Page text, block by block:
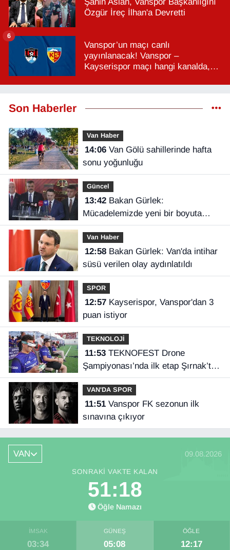
Özgür İreç İlhan'a Devretti
Vanspor’un maçı canlı
yayınlanacak! Vanspor –
Kayserispor maçı hangi kanalda,
6
Son Haberler
Van Haber
14:06Van Gölü sahillerinde hafta
sonu yoğunluğu
Güncel
13:42Bakan Gürlek:
Mücadelemizde yeni bir boyuta
geçeceğiz
Van Haber
12:58Bakan Gürlek: Van'da intihar
süsü verilen olay aydınlatıldı
SPOR
12:57Kayserispor, Vanspor'dan 3
puan istiyor
TEKNOLOJİ
11:53TEKNOFEST Drone
Şampiyonası’nda ilk etap Şırnak’ta
başladı
VAN'DA SPOR
11:51Vanspor FK sezonun ilk
sınavına çıkıyor
VAN 09.08.2026
SONRAKI VAKTE KALAN
51:18
Öğle Namazı
İMSAK
03:34
GÜNEŞ
05:08
ÖĞLE
12:17